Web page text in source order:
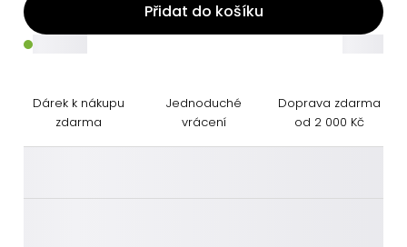
Přidat do košíku
Dárek k nákupu
zdarma
Jednoduché
vrácení
Doprava zdarma
od 2 000 Kč